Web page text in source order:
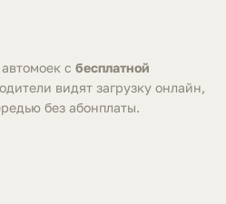
с бесплатной
видят загрузку онлайн,
без абонплаты.